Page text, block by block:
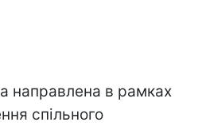
направлена ​​в рамках
спільного